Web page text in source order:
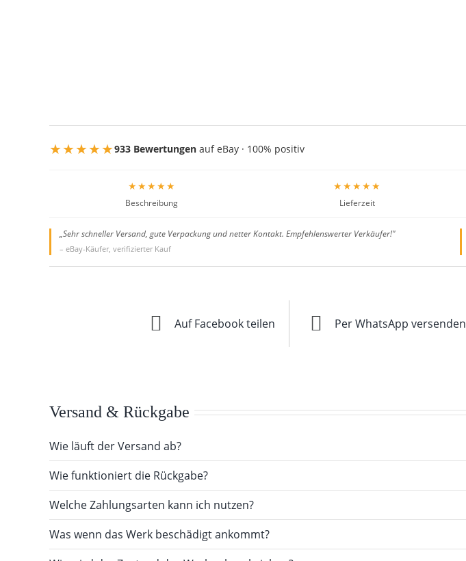
★★★★★933 Bewertungenauf eBay · 100% positiv
★★★★★
Beschreibung
★★★★★
Lieferzeit
„Sehr schneller Versand, gute Verpackung und netter Kontakt. Empfehlenswerter Verkäufer!"
– eBay-Käufer, verifizierter Kauf
Auf Facebook teilen Per WhatsApp versenden
Versand & Rückgabe
Wie läuft der Versand ab?
Wie funktioniert die Rückgabe?
Welche Zahlungsarten kann ich nutzen?
Was wenn das Werk beschädigt ankommt?